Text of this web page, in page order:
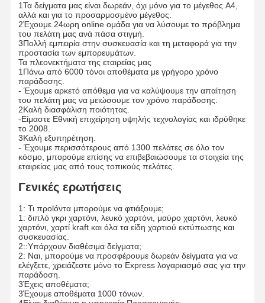
1Τα δείγματα μας είναι δωρεάν, όχι μόνο για το μέγεθος A4,
αλλά και για το προσαρμοσμένο μέγεθος.
2Έχουμε 24ωρη online ομάδα για να λύσουμε το πρόβλημα
του πελάτη μας ανά πάσα στιγμή.
3Πολλή εμπειρία στην συσκευασία και τη μεταφορά για την
προστασία των εμπορευμάτων.
Τα πλεονεκτήματα της εταιρείας μας
1Πάνω από 6000 τόνοι αποθέματα με γρήγορο χρόνο
παράδοσης.
- Έχουμε αρκετό απόθεμα για να καλύψουμε την απαίτηση
του πελάτη μας να μειώσουμε τον χρόνο παράδοσης.
2Καλή διασφάλιση ποιότητας.
-Είμαστε Εθνική επιχείρηση υψηλής τεχνολογίας και ιδρύθηκε
το 2008.
3Καλή εξυπηρέτηση.
- Έχουμε περισσότερους από 1300 πελάτες σε όλο τον
κόσμο, μπορούμε επίσης να επιβεβαιώσουμε τα στοιχεία της
εταιρείας μας από τους τοπικούς πελάτες.
Γενικές ερωτήσεις
1: Τι προϊόντα μπορούμε να φτιάξουμε;
1: διπλό γκρι χαρτόνι, λευκό χαρτόνι, μαύρο χαρτόνι, λευκό
χαρτόνι, χαρτί kraft και όλα τα είδη χαρτιού εκτύπωσης και
συσκευασίας.
2::Υπάρχουν διαθέσιμα δείγματα;
2: Ναι, μπορούμε να προσφέρουμε δωρεάν δείγματα για να
ελέγξετε, χρειάζεστε μόνο το Express λογαριασμό σας για την
παράδοση.
3Έχεις αποθέματα;
3Έχουμε αποθέματα 1000 τόνων.